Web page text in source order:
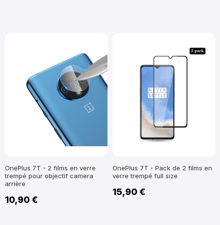
OnePlus 7T - 2 films en verre
trempé pour objectif camera
arrière
10,90 €
OnePlus 7T - Pack de 2 films en
verre trempé full size
15,90 €